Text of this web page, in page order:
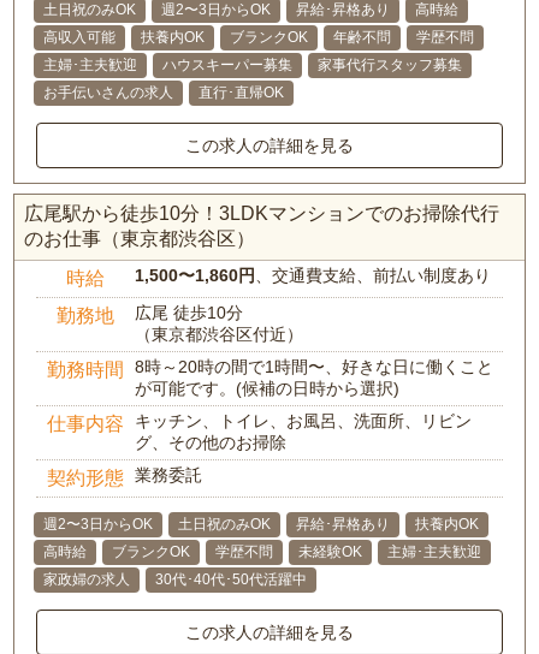
土日祝のみOK 週2〜3日からOK 昇給･昇格あり
高時給
高収入可能
扶養内OK ブランクOK 年齢不問
学歴不問
主婦･主夫歓迎
ハウスキーパー募集
家事代行スタッフ募集
お手伝いさんの求人
直行･直帰OK
この求人の詳細を見る
広尾駅から徒歩10分！3LDKマンションでのお掃除代行
のお仕事（東京都渋谷区）
時給 1,500〜1,860円、交通費支給、前払い制度あり
勤務地
広尾 徒歩10分
（東京都渋谷区付近）
勤務時間
8時～20時の間で1時間〜、好きな日に働くこと
が可能です。(候補の日時から選択)
仕事内容
キッチン、トイレ、お風呂、洗面所、リビン
グ、その他のお掃除
契約形態 業務委託
週2〜3日からOK 土日祝のみOK 昇給･昇格あり
扶養内OK
高時給
ブランクOK 学歴不問 未経験OK
主婦･主夫歓迎
家政婦の求人
30代･40代･50代活躍中
この求人の詳細を見る